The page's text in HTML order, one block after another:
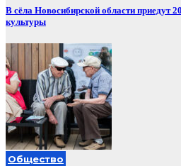
В сёла Новосибирской области приедут
культуры
Общество